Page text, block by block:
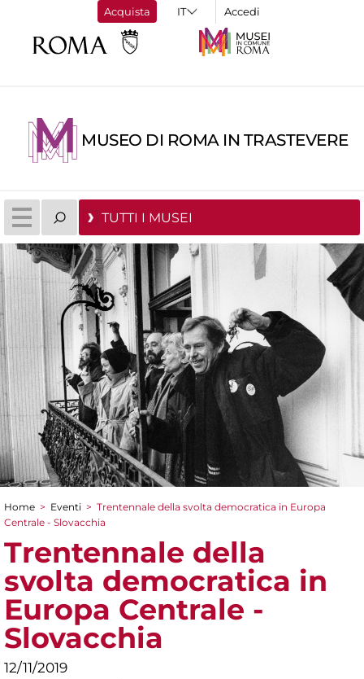
Acquista Accedi
MUSEO DI ROMA IN TRASTEVERE
TUTTI I MUSEI
Tu sei qui
Home > Eventi > Trentennale della svolta democratica in Europa
Centrale - Slovacchia
Trentennale della
svolta democratica in
Europa Centrale -
Slovacchia
12/11/2019